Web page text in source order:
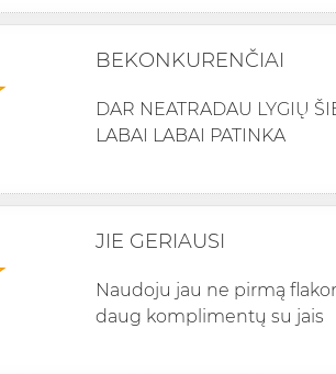
BEKONKURENČIAI
DAR NEATRADAU LYGIŲ
LABAI LABAI PATINKA
JIE GERIAUSI
Naudoju jau ne pirmą
daug komplimentų su jais